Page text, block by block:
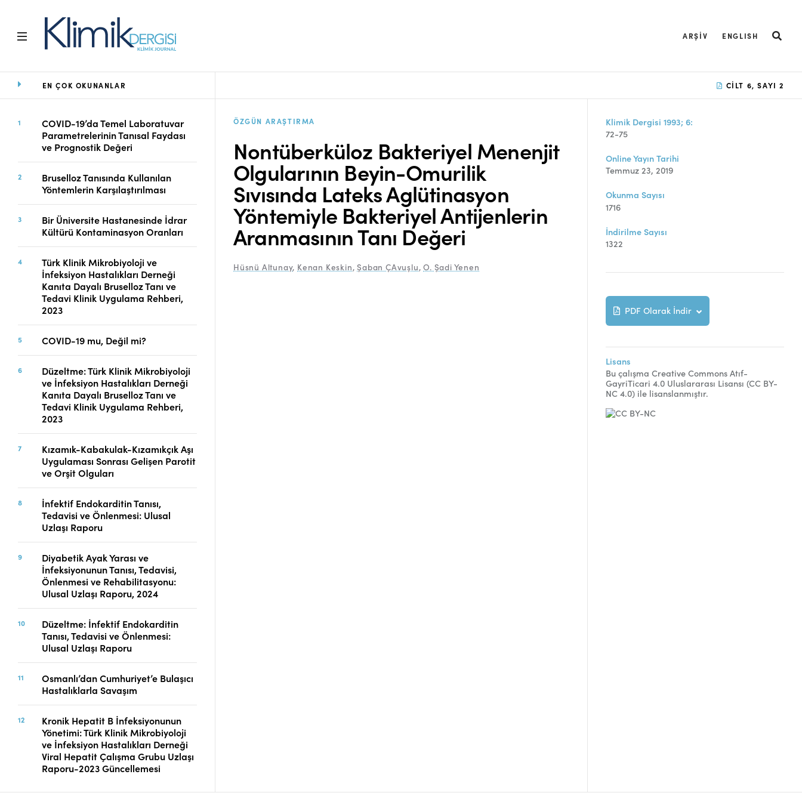
ARŞIV ENGLISH
Ana Sayfa
Amaç ve Kapsam
Açık Erişim İlkesi
Yayın Kurulu
Editoryal Süreç
Danışmanlık Süreci
Yazarlara Bilgi
Online Makale
Gönderimi
Dizinler
Telif Hakları
İletişim
FACEBOOK TWITTER
EN ÇOK OKUNANLAR
COVID-19’da Temel Laboratuvar
Parametrelerinin Tanısal Faydası
ve Prognostik Değeri
Bruselloz Tanısında Kullanılan
Yöntemlerin Karşılaştırılması
Bir Üniversite Hastanesinde İdrar
Kültürü Kontaminasyon Oranları
Türk Klinik Mikrobiyoloji ve
İnfeksiyon Hastalıkları Derneği
Kanıta Dayalı Bruselloz Tanı ve
Tedavi Klinik Uygulama Rehberi,
2023
COVID-19 mu, Değil mi?
Düzeltme: Türk Klinik Mikrobiyoloji
ve İnfeksiyon Hastalıkları Derneği
Kanıta Dayalı Bruselloz Tanı ve
Tedavi Klinik Uygulama Rehberi,
2023
Kızamık-Kabakulak-Kızamıkçık Aşı
Uygulaması Sonrası Gelişen Parotit
ve Orşit Olguları
İnfektif Endokarditin Tanısı,
Tedavisi ve Önlenmesi: Ulusal
Uzlaşı Raporu
Diyabetik Ayak Yarası ve
İnfeksiyonunun Tanısı, Tedavisi,
Önlenmesi ve Rehabilitasyonu:
Ulusal Uzlaşı Raporu, 2024
Düzeltme: İnfektif Endokarditin
Tanısı, Tedavisi ve Önlenmesi:
Ulusal Uzlaşı Raporu
Osmanlı’dan Cumhuriyet’e Bulaşıcı
Hastalıklarla Savaşım
Kronik Hepatit B İnfeksiyonunun
Yönetimi: Türk Klinik Mikrobiyoloji
ve İnfeksiyon Hastalıkları Derneği
Viral Hepatit Çalışma Grubu Uzlaşı
Raporu-2023 Güncellemesi
CILT 6, SAYI 2
ÖZGÜN ARAŞTIRMA
Nontüberküloz Bakteriyel Menenjit
Olgularının Beyin-Omurilik
Sıvısında Lateks Aglütinasyon
Yöntemiyle Bakteriyel Antijenlerin
Aranmasının Tanı Değeri
Hüsnü Altunay, Kenan Keskin,Şaban ÇAvuşlu,O. Şadi Yenen
Klimik Dergisi 1993; 6:
72-75
Online Yayın Tarihi
Temmuz 23, 2019
Okunma Sayısı
1716
İndirilme Sayısı
1322
PDF Olarak İndir
Lisans
Bu çalışma Creative Commons Atıf-
GayriTicari 4.0 Uluslararası Lisansı (CC BY-
NC 4.0) ile lisanslanmıştır.